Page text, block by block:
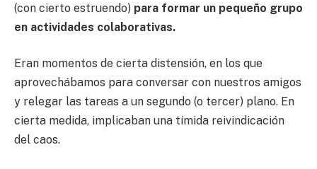
(con cierto estruendo) para formar un pequeño grupo
en actividades colaborativas.
Eran momentos de cierta distensión, en los que
aprovechábamos para conversar con nuestros amigos
y relegar las tareas a un segundo (o tercer) plano. En
cierta medida, implicaban una tímida reivindicación
del caos.